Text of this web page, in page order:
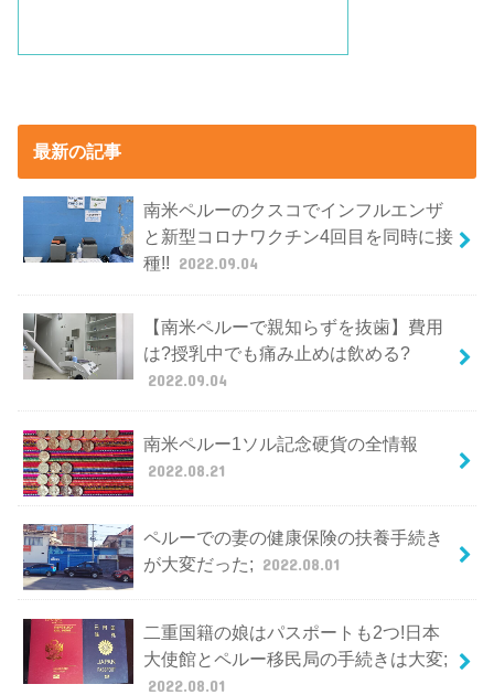
最新の記事
南米ペルーのクスコでインフルエンザ
と新型コロナワクチン4回目を同時に接
種!! 2022.09.04
【南米ペルーで親知らずを抜歯】費用
は?授乳中でも痛み止めは飲める?
2022.09.04
南米ペルー1ソル記念硬貨の全情報
2022.08.21
ペルーでの妻の健康保険の扶養手続き
が大変だった; 2022.08.01
二重国籍の娘はパスポートも2つ!日本
大使館とペルー移民局の手続きは大変;
2022.08.01